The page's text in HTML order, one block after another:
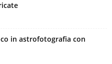
in astrofotografia con